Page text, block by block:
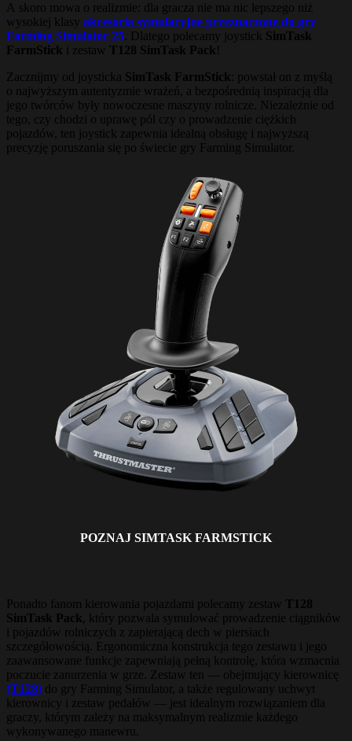
A skoro mowa o realizmie: dla gracza nie ma nic lepszego niż
wysokiej klasy akcesoria symulacyjne przeznaczone do gry
Farming Simulator 25 . Dlatego polecamy joystick SimTask
FarmStick i zestaw T128 SimTask Pack !
Zacznijmy od joysticka SimTask FarmStick
: powstał on z myślą
o najwyższym autentyzmie wrażeń, a bezpośrednią inspiracją dla
jego twórców były nowoczesne maszyny rolnicze. Niezależnie od
tego, czy chodzi o uprawę pól czy o prowadzenie ciężkich
pojazdów, ten joystick zapewnia idealną obsługę i najwyższą
precyzję poruszania się po świecie gry Farming Simulator.
POZNAJ SIMTASK FARMSTICK
Ponadto fanom kierowania pojazdami polecamy zestaw T128
SimTask Pack
, który pozwala symulować prowadzenie ciągników
i pojazdów rolniczych z zapierającą dech w piersiach
szczegółowością. Ergonomiczna konstrukcja tego zestawu i jego
zaawansowane funkcje zapewniają pełną kontrolę, która wzmacnia
poczucie zanurzenia w grze. Zestaw ten — obejmujący kierownicę
(T128) do gry Farming Simulator, a także regulowany uchwyt
kierownicy i zestaw pedałów — jest idealnym rozwiązaniem dla
graczy, którym zależy na maksymalnym realizmie każdego
wykonywanego manewru.